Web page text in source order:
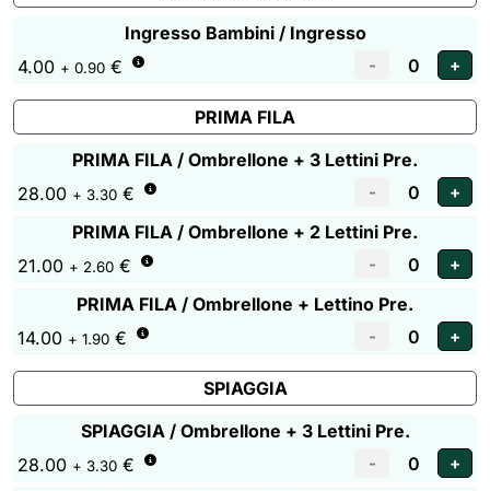
Ingresso Bambini / Ingresso
4.00 + 0.90 €
PRIMA FILA
PRIMA FILA / Ombrellone + 3 Lettini Pre.
28.00 + 3.30 €
PRIMA FILA / Ombrellone + 2 Lettini Pre.
21.00 + 2.60 €
PRIMA FILA / Ombrellone + Lettino Pre.
14.00 + 1.90 €
SPIAGGIA
SPIAGGIA / Ombrellone + 3 Lettini Pre.
28.00 + 3.30 €